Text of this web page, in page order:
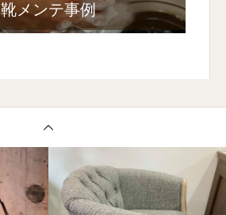
靴メンテ事例